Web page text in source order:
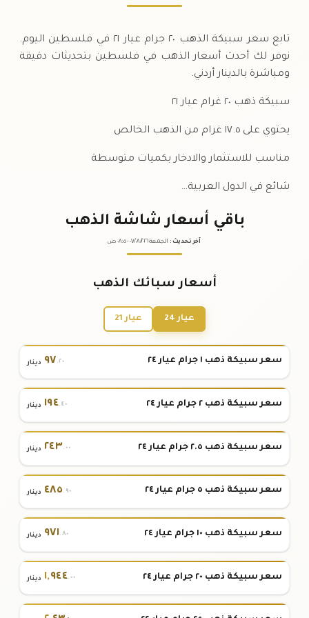
تابع سعر سبيكة الذهب ٢٠ جرام عيار ٢١ في فلسطين اليوم.
نوفر لك أحدث أسعار الذهب في فلسطين بتحديثات دقيقة
ومباشرة بالدينار أردني.
سبيكة ذهب ٢٠ غرام عيار ٢١
يحتوي على ١٧.٥ غرام من الذهب الخالص
مناسب للاستثمار والادخار بكميات متوسطة
شائع في الدول العربية…
باقي أسعار شاشة الذهب
آخر تحديث : الجمعة ٠٧ /٠٨/٢٠٢٦ - ٠٨:٠٥ ص
أسعار سبائك الذهب
عيار 24 عيار 21
سعر سبيكة ذهب ١ جرام عيار ٢٤ ٩٧.٢٠ دينار
سعر سبيكة ذهب ٢ جرام عيار ٢٤ ١٩٤.٤٠ دينار
سعر سبيكة ذهب ٢.٥ جرام عيار ٢٤ ٢٤٣.٠٠ دينار
سعر سبيكة ذهب ٥ جرام عيار ٢٤ ٤٨٥.٩٠ دينار
سعر سبيكة ذهب ١٠ جرام عيار ٢٤ ٩٧١.٨٠ دينار
سعر سبيكة ذهب ٢٠ جرام عيار ٢٤ ١,٩٤٤.٠٠ دينار